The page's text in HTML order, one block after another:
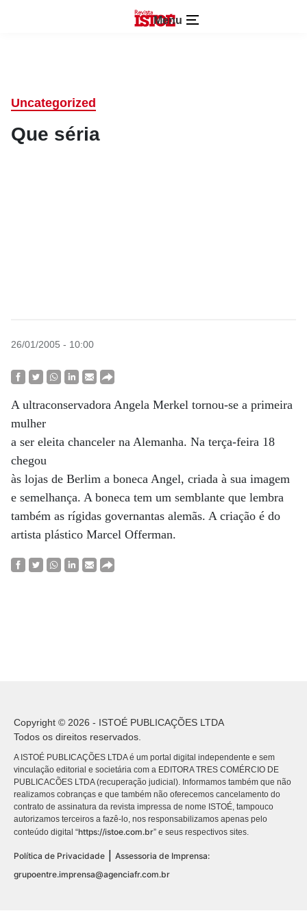
Menu
Uncategorized
Que séria
26/01/2005 - 10:00
A ultraconservadora Angela Merkel tornou-se a primeira
mulher
a ser eleita chanceler na Alemanha. Na terça-feira 18
chegou
às lojas de Berlim a boneca Angel, criada à sua imagem
e semelhança. A boneca tem um semblante que lembra
também as rígidas governantas alemãs. A criação é do
artista plástico Marcel Offerman.
Copyright © 2026 - ISTOÉ PUBLICAÇÕES LTDA
Todos os direitos reservados.
A ISTOÉ PUBLICAÇÕES LTDA é um portal digital independente e sem
vinculação editorial e societária com a EDITORA TRES COMÉRCIO DE
PUBLICACÕES LTDA (recuperação judicial). Informamos também que não
realizamos cobranças e que também não oferecemos cancelamento do
contrato de assinatura da revista impressa de nome ISTOÉ, tampouco
autorizamos terceiros a fazê-lo, nos responsabilizamos apenas pelo
conteúdo digital “https://istoe.com.br” e seus respectivos sites.
Política de Privacidade
Assessoria de Imprensa:
grupoentre.imprensa@agenciafr.com.br